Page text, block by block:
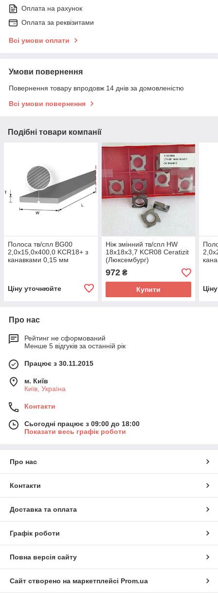
Оплата на рахунок
Оплата за реквізитами
Всі умови оплати
Умови повернення
Повернення товару впродовж 14 днів за домовленістю
Всі умови повернення
Подібні товари компанії
Полоса тв/спл BG00
2,0х15,0х400,0 KCR18+ з
канавками 0,15 мм
Ціну уточнюйте
Ніж змінний тв/спл HW
18х18х3,7 KCR08 Ceratizit
(Люксембург)
972₴
Купити
Про нас
Рейтинг не сформований
Менше 5 відгуків за останній рік
Працює з 30.11.2015
м. Київ
Київ, Україна
Контакти
Сьогодні працює з 09:00 до 18:00
Показати весь графік роботи
Про нас
Контакти
Доставка та оплата
Графік роботи
Повна версія сайту
Сайт створено на маркетплейсі Prom.ua